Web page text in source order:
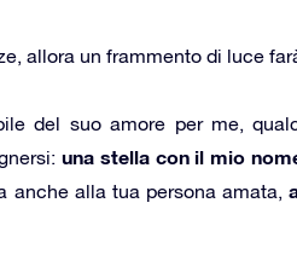
allora un frammento di luce
del suo amore per me,
una stella con il mio
anche alla tua persona amata,